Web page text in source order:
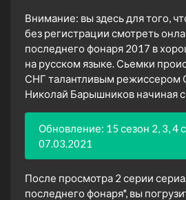
Внимание: вы здесь для того,
без регистрации смотреть
последнего фонаря 2017 в
на русском языке. Сьемки
СНГ талантливым режиссером
Николай Барышников начиная с
Обновление: 15 сезон 2, 3, 4
07.03.2021
После просмотра 2 серии
последнего фонаря", вы